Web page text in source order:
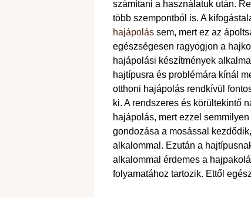
számítani a használatuk után.
több szempontból is. A
hajápolás sem, mert ez az
egészségesen ragyogjon a
hajápolási készítmények
hajtípusra és problémára kínál
otthoni hajápolás rendkívül
ki. A rendszeres és körültekintő
hajápolás, mert ezzel
gondozása a mosással
alkalommal. Ezután a
alkalommal érdemes a
folyamatához tartozik. Ettől